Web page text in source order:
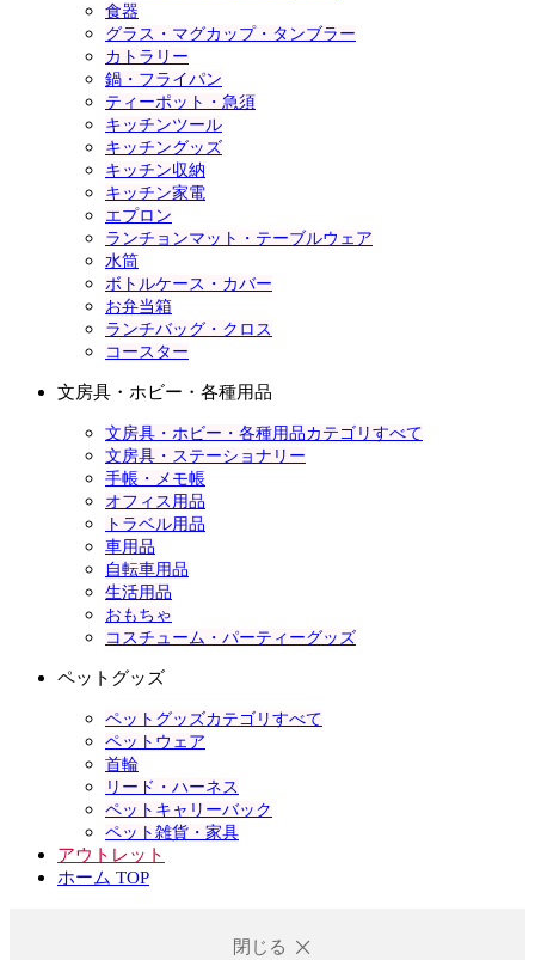
食器
グラス・マグカップ・タンブラー
カトラリー
鍋・フライパン
ティーポット・急須
キッチンツール
キッチングッズ
キッチン収納
キッチン家電
エプロン
ランチョンマット・テーブルウェア
水筒
ボトルケース・カバー
お弁当箱
ランチバッグ・クロス
コースター
文房具・ホビー・各種用品
文房具・ホビー・各種用品カテゴリすべて
文房具・ステーショナリー
手帳・メモ帳
オフィス用品
トラベル用品
車用品
自転車用品
生活用品
おもちゃ
コスチューム・パーティーグッズ
ペットグッズ
ペットグッズカテゴリすべて
ペットウェア
首輪
リード・ハーネス
ペットキャリーバック
ペット雑貨・家具
アウトレット
ホーム TOP
閉じる